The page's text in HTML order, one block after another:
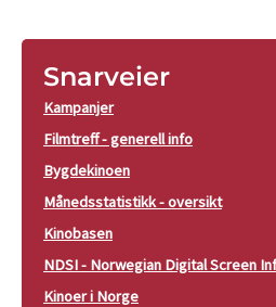
Snarveier
Kampanjer
Filmtreff - generell info
Bygdekinoen
Månedsstatistikk - oversikt
Kinobasen
NDSI - Norwegian Digital Screen
Kinoer i Norge